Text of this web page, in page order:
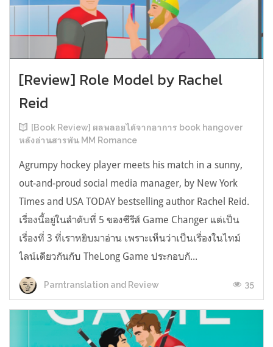
[Review] Role Model by Rachel
Reid
[Book Review] ผลพลอยได้จากอาการ book hangover
หลังอ่านสารพัน MM Romance
Agrumpy hockey player meets his match in a sunny,
out-and-proud social media manager, by New York
Times and USA TODAY bestselling author Rachel Reid.
เรื่องนี้อยู่ในลำดับที่ 5 ของซีรีส์ Game Changer แต่เป็น
เรื่องที่ 3 ที่เราหยิบมาอ่าน เพราะเห็นว่าเป็นเรื่องในไทม์
ไลน์เดียวกันกับ TheLong Game ประกอบกั...
Parntranslation and Review 35